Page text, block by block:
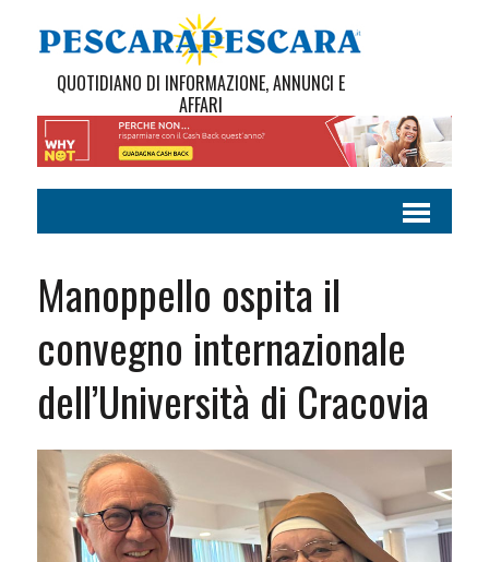
QUOTIDIANO DI INFORMAZIONE, ANNUNCI E
AFFARI
Manoppello ospita il
convegno internazionale
dell’Università di Cracovia